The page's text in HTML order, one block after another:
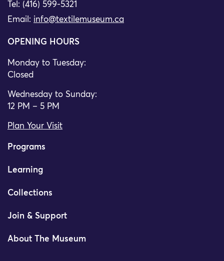
Tel: (416) 599-5321
Email: info@textilemuseum.ca
OPENING HOURS
Monday to Tuesday:
Closed
Wednesday to Sunday:
12 PM – 5 PM
Plan Your Visit
Programs
Learning
Collections
Join & Support
About The Museum